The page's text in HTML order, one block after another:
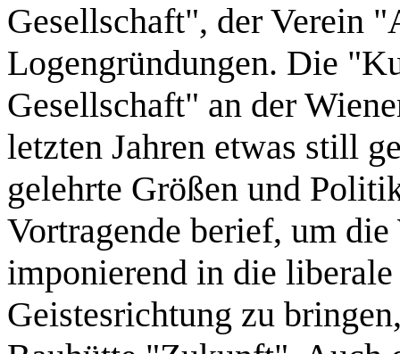
Gesellschaft", der Verein
Logengründungen. Die
Gesellschaft" an der
letzten Jahren etwas still
gelehrte Größen und
Vortragende berief, um
imponierend in die
Geistesrichtung zu